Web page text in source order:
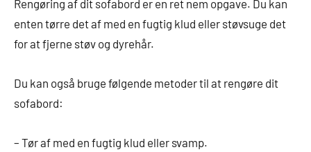
Rengøring af dit sofabord er en ret nem opgave. Du kan
enten tørre det af med en fugtig klud eller støvsuge det
for at fjerne støv og dyrehår.
Du kan også bruge følgende metoder til at rengøre dit
sofabord:
– Tør af med en fugtig klud eller svamp.